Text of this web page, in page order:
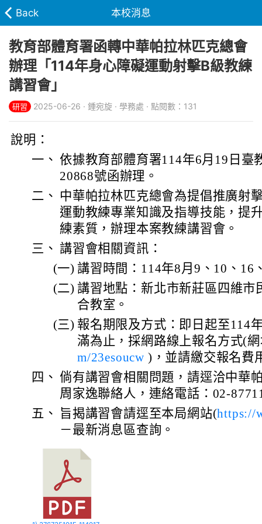
Back 本校消息
教育部體育署函轉中華帕拉林匹克總會
辦理「114年身心障礙運動射擊B級教練
講習會」
研習 2025-06-26 · 鍾宛旋 · 學務處 · 點閱數：131
說明：
一、 依據教育部體育署114年6月19日臺
20868號函辦理。
二、 中華帕拉林匹克總會為提倡推廣射
運動教練專業知識及指導技能，提
練素質，辦理本案教練講習會。
三、 講習會相關資訊：
(一) 講習時間：114年8月9、10、16
(二) 講習地點：新北市新莊區四維市
合教室。
(三) 報名期限及方式：即日起至114
滿為止，採網路線上報名方式(
m/23esoucw )，並請繳交報名費
四、 倘有講習會相關問題，請逕洽中華
周家逸聯絡人，連絡電話：02-
五、 旨揭講習會請逕至本局網站(https://
－最新消息區查詢。